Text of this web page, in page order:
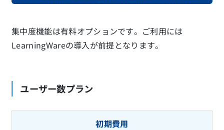
集中度機能は有料オプションです。ご利用には
LearningWareの導入が前提となります。
ユーザー数プラン
初期費用